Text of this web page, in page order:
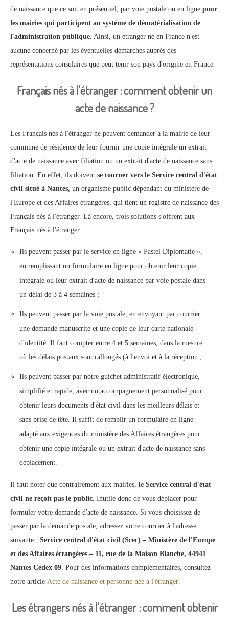
de naissance que ce soit en présentiel, par voie postale ou en ligne pour
les mairies qui participent au système de dématérialisation de
l'administration publique. Ainsi, un étranger né en France n'est
aucune concerné par les éventuelles démarches auprès des
représentations consulaires que peut tenir son pays d'origine en France.
Français nés à l'étranger : comment obtenir un
acte de naissance ?
Les Français nés à l'étranger ne peuvent demander à la mairie de leur
commune de résidence de leur fournir une copie intégrale un extrait
d'acte de naissance avec filiation ou un extrait d'acte de naissance sans
filiation. En effet, ils doivent se tourner vers le Service central d'état
civil situé à Nantes, un organisme public dépendant du ministère de
l'Europe et des Affaires étrangères, qui tient un registre de naissance des
Français nés à l'étranger. Là encore, trois solutions s'offrent aux
Français nés à l'étranger :
Ils peuvent passer par le service en ligne « Pastel Diplomatie »,
en remplissant un formulaire en ligne pour obtenir leur copie
intégrale ou leur extrait d'acte de naissance par voie postale dans
un délai de 3 à 4 semaines ;
Ils peuvent passer par la voie postale, en envoyant par courrier
une demande manuscrite et une copie de leur carte nationale
d'identité. Il faut compter entre 4 et 5 semaines, dans la mesure
où les délais postaux sont rallongés (à l'envoi et à la réception ;
Ils peuvent passer par notre guichet administratif électronique,
simplifié et rapide, avec un accompagnement personnalisé pour
obtenir leurs documents d'état civil dans les meilleurs délais et
sans prise de tête. Il suffit de remplir un formulaire en ligne
adapté aux exigences du ministère des Affaires étrangères pour
obtenir une copie intégrale ou un extrait d'acte de naissance sans
déplacement.
Il faut noter que contrairement aux mairies, le Service central d'état
civil ne reçoit pas le public. Inutile donc de vous déplacer pour
formuler votre demande d'acte de naissance. Si vous choisissez de
passer par la demande postale, adressez votre courrier à l'adresse
suivante : Service central d'état civil (Scec) – Ministère de l'Europe
et des Affaires étrangères – 11, rue de la Maison Blanche, 44941
Nantes Cedex 09. Pour des informations complémentaires, consultez
notre article Acte de naissance et personne née à l'étranger.
Les étrangers nés à l'étranger : comment obtenir